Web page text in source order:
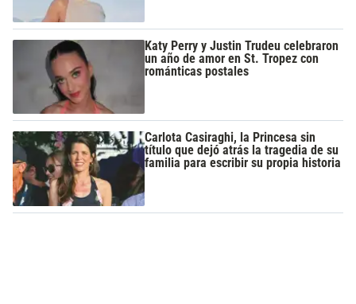
Katy Perry y Justin Trudeu celebraron
un año de amor en St. Tropez con
románticas postales
Carlota Casiraghi, la Princesa sin
título que dejó atrás la tragedia de su
familia para escribir su propia historia